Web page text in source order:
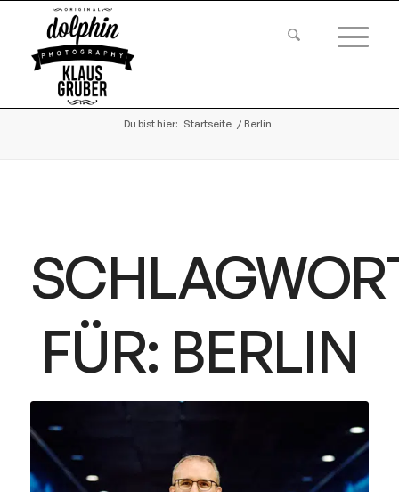
Du bist hier: Startseite / Berlin
FÜR: BERLIN